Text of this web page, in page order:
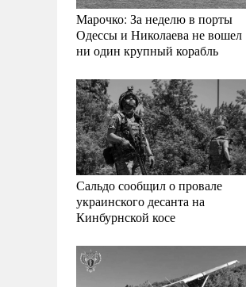
Марочко: За неделю в порты
Одессы и Николаева не вошел
ни один крупный корабль
Сальдо сообщил о провале
украинского десанта на
Кинбурнской косе